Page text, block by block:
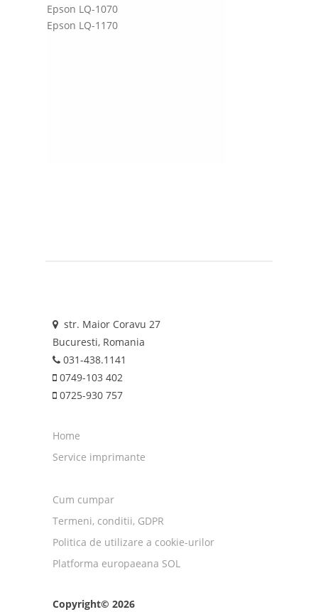
Epson LQ-1070
Epson LQ-1170
str. Maior Coravu 27
Bucuresti, Romania
031-438.1141
0749-103 402
0725-930 757
Home
Service imprimante
Cum cumpar
Termeni, conditii, GDPR
Politica de utilizare a cookie-urilor
Platforma europaeana SOL
Copyright© 2026